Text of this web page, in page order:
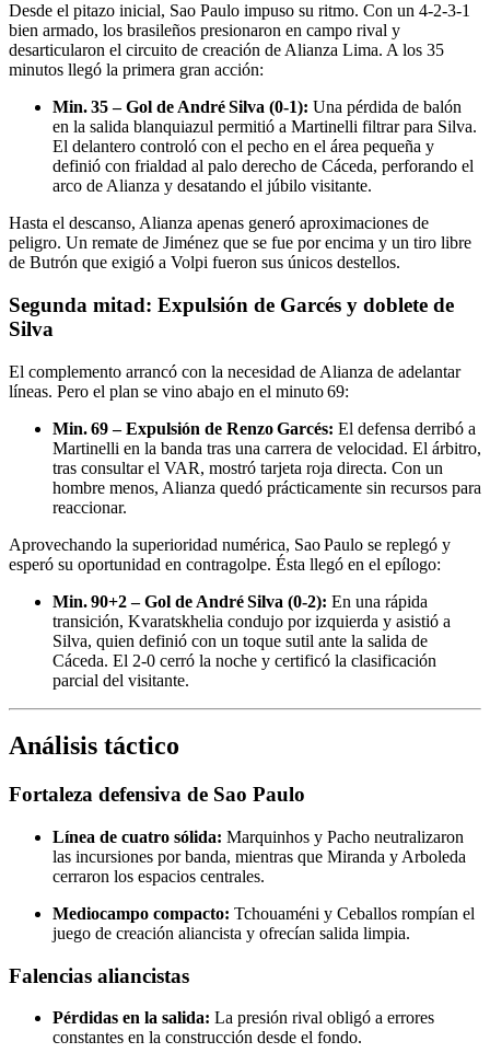
Desde el pitazo inicial, Sao Paulo impuso su ritmo. Con un 4-2-3-1
bien armado, los brasileños presionaron en campo rival y
desarticularon el circuito de creación de Alianza Lima. A los 35
minutos llegó la primera gran acción:
Min. 35 – Gol de André Silva (0-1): Una pérdida de balón
en la salida blanquiazul permitió a Martinelli filtrar para Silva.
El delantero controló con el pecho en el área pequeña y
definió con frialdad al palo derecho de Cáceda, perforando el
arco de Alianza y desatando el júbilo visitante.
Hasta el descanso, Alianza apenas generó aproximaciones de
peligro. Un remate de Jiménez que se fue por encima y un tiro libre
de Butrón que exigió a Volpi fueron sus únicos destellos.
Segunda mitad: Expulsión de Garcés y doblete de
Silva
El complemento arrancó con la necesidad de Alianza de adelantar
líneas. Pero el plan se vino abajo en el minuto 69:
Min. 69 – Expulsión de Renzo Garcés: El defensa derribó a
Martinelli en la banda tras una carrera de velocidad. El árbitro,
tras consultar el VAR, mostró tarjeta roja directa. Con un
hombre menos, Alianza quedó prácticamente sin recursos para
reaccionar.
Aprovechando la superioridad numérica, Sao Paulo se replegó y
esperó su oportunidad en contragolpe. Ésta llegó en el epílogo:
Min. 90+2 – Gol de André Silva (0-2): En una rápida
transición, Kvaratskhelia condujo por izquierda y asistió a
Silva, quien definió con un toque sutil ante la salida de
Cáceda. El 2-0 cerró la noche y certificó la clasificación
parcial del visitante.
Análisis táctico
Fortaleza defensiva de Sao Paulo
Línea de cuatro sólida: Marquinhos y Pacho neutralizaron
las incursiones por banda, mientras que Miranda y Arboleda
cerraron los espacios centrales.
Mediocampo compacto: Tchouaméni y Ceballos rompían el
juego de creación aliancista y ofrecían salida limpia.
Falencias aliancistas
Pérdidas en la salida: La presión rival obligó a errores
constantes en la construcción desde el fondo.